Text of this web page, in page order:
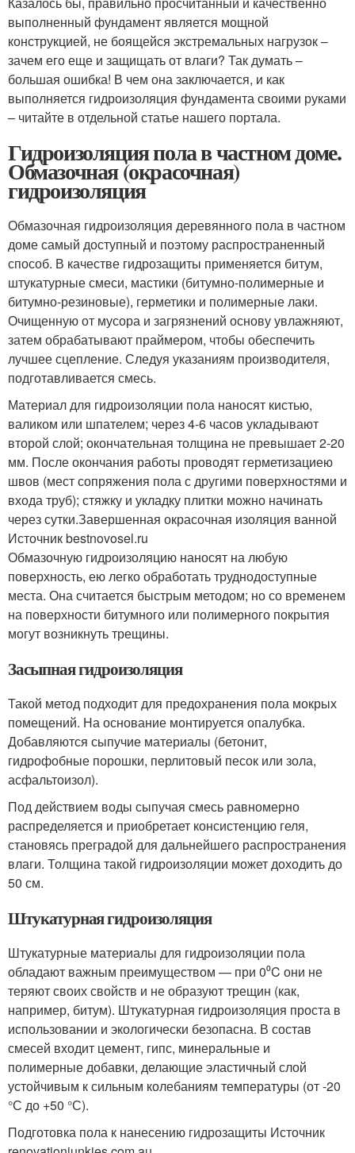
выполненный фундамент является мощной
конструкцией, не боящейся экстремальных нагрузок –
зачем его еще и защищать от влаги? Так думать –
большая ошибка! В чем она заключается, и как
выполняется гидроизоляция фундамента своими руками
– читайте в отдельной статье нашего портала.
Гидроизоляция пола в частном доме.
Обмазочная (окрасочная)
гидроизоляция
Обмазочная гидроизоляция деревянного пола в частном
доме самый доступный и поэтому распространенный
способ. В качестве гидрозащиты применяется битум,
штукатурные смеси, мастики (битумно-полимерные и
битумно-резиновые), герметики и полимерные лаки.
Очищенную от мусора и загрязнений основу увлажняют,
затем обрабатывают праймером, чтобы обеспечить
лучшее сцепление. Следуя указаниям производителя,
подготавливается смесь.
Материал для гидроизоляции пола наносят кистью,
валиком или шпателем; через 4-6 часов укладывают
второй слой; окончательная толщина не превышает 2-20
мм. После окончания работы проводят герметизациею
швов (мест сопряжения пола с другими поверхностями и
входа труб); стяжку и укладку плитки можно начинать
через сутки.Завершенная окрасочная изоляция ванной
Источник bestnovosel.ru
Обмазочную гидроизоляцию наносят на любую
поверхность, ею легко обработать труднодоступные
места. Она считается быстрым методом; но со временем
на поверхности битумного или полимерного покрытия
могут возникнуть трещины.
Засыпная гидроизоляция
Такой метод подходит для предохранения пола мокрых
помещений. На основание монтируется опалубка.
Добавляются сыпучие материалы (бетонит,
гидрофобные порошки, перлитовый песок или зола,
асфальтоизол).
Под действием воды сыпучая смесь равномерно
распределяется и приобретает консистенцию геля,
становясь преградой для дальнейшего распространения
влаги. Толщина такой гидроизоляции может доходить до
50 см.
Штукатурная гидроизоляция
Штукатурные материалы для гидроизоляции пола
обладают важным преимуществом — при 0⁰C они не
теряют своих свойств и не образуют трещин (как,
например, битум). Штукатурная гидроизоляция проста в
использовании и экологически безопасна. В состав
смесей входит цемент, гипс, минеральные и
полимерные добавки, делающие эластичный слой
устойчивым к сильным колебаниям температуры (от -20
°С до +50 °С).
Подготовка пола к нанесению гидрозащиты Источник